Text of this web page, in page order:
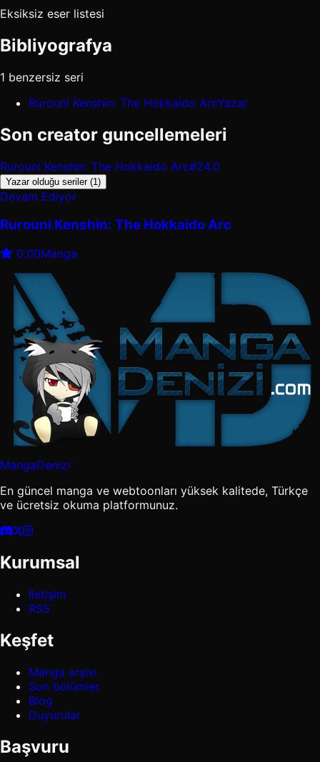
Eksiksiz eser listesi
Bibliyografya
1 benzersiz seri
Rurouni Kenshin: The Hokkaido ArcYazar
Son creator guncellemeleri
Rurouni Kenshin: The Hokkaido Arc#24.0
Yazar olduğu seriler (1)
Devam Ediyor
Rurouni Kenshin: The Hokkaido Arc
0.00Manga
MangaDenizi
En güncel manga ve webtoonları yüksek kalitede, Türkçe
ve ücretsiz okuma platformunuz.
Kurumsal
İletişim
RSS
Keşfet
Manga arşivi
Son bölümler
Blog
Duyurular
Başvuru